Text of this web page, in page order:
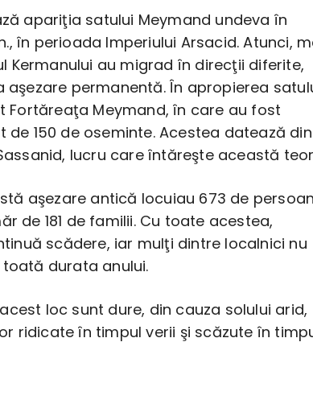
apariţia satului Meymand undeva în
în perioada Imperiului Arsacid. Atunci,
Kermanului au migrad în direcţii diferite,
permanentă. În apropierea
Fortăreaţa Meymand, în care au fost
150 de oseminte. Acestea datează din
lucru care întăreşte această
aşezare antică locuiau 673 de
de 181 de familii. Cu toate acestea,
scădere, iar mulţi dintre localnici nu
durata anului.
loc sunt dure, din cauza solului arid,
ridicate în timpul verii şi scăzute în